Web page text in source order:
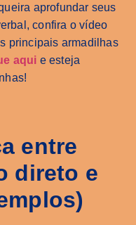
aprofundar seus
confira o vídeo
principais armadilhas
aqui e esteja
entre
direto e